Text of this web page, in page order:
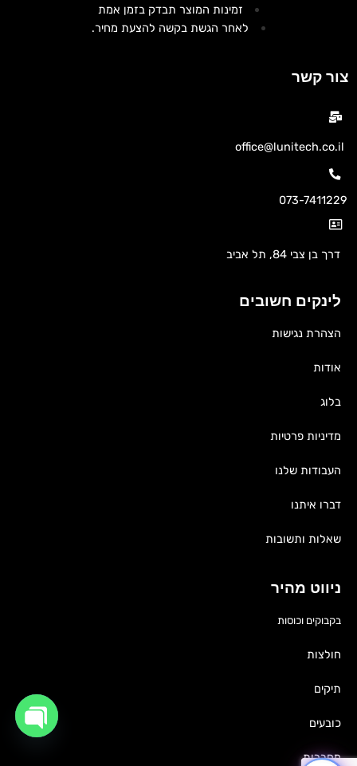
ניווט מהיר
בקבוקים וכוסות
חולצות
תיקים
כובעים
מחברות
לינקים חשובים
הצהרת נגישות
אודות
בלוג
מדיניות פרטיות
העבודות שלנו
דברו איתנו
שאלות ותשובות
צור קשר
office@lunitech.co.il
073-7411229
דרך בן צבי 84, תל אביב
זמינות המוצר תבדק בזמן אמת
לאחר הגשת בקשה להצעת מחיר.